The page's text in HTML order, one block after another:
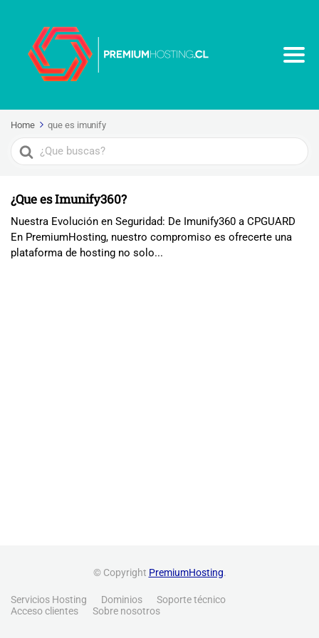
Home que es imunify
Search
For
¿Que es Imunify360?
Nuestra Evolución en Seguridad: De Imunify360 a CPGUARD
En PremiumHosting, nuestro compromiso es ofrecerte una
plataforma de hosting no solo...
© Copyright PremiumHosting.
Servicios Hosting Dominios
Soporte técnico
Acceso clientes
Sobre nosotros